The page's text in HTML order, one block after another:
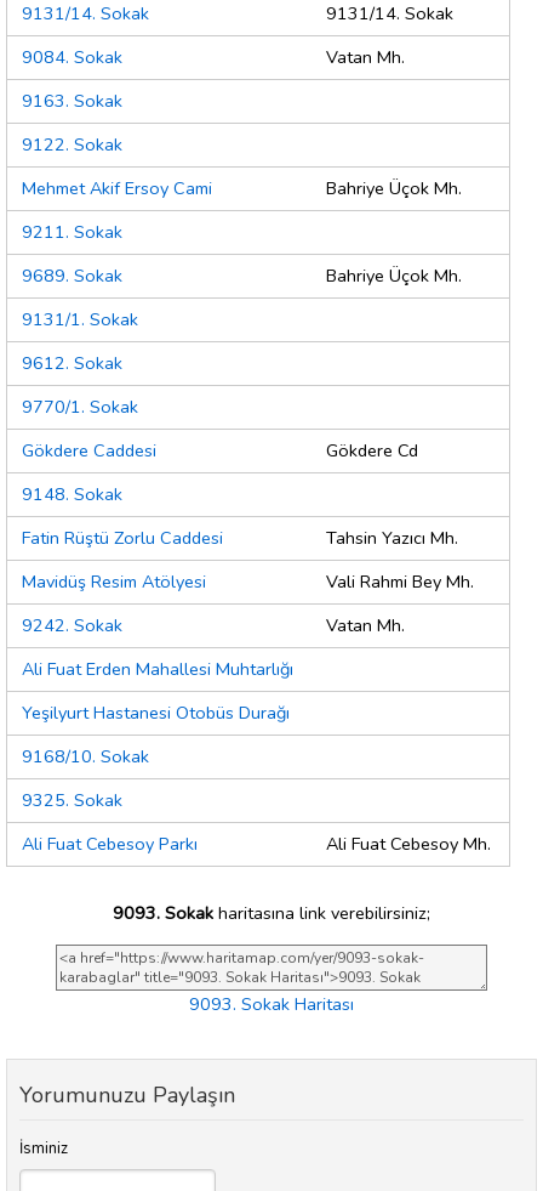
9131/14. Sokak
9131/14. Sokak
9084. Sokak
Vatan Mh.
9163. Sokak
9122. Sokak
Mehmet Akif Ersoy Cami
Bahriye Üçok Mh.
9211. Sokak
9689. Sokak
Bahriye Üçok Mh.
9131/1. Sokak
9612. Sokak
9770/1. Sokak
Gökdere Caddesi
Gökdere Cd
9148. Sokak
Fatin Rüştü Zorlu Caddesi
Tahsin Yazıcı Mh.
Mavidüş Resim Atölyesi
Vali Rahmi Bey Mh.
9242. Sokak
Vatan Mh.
Ali Fuat Erden Mahallesi Muhtarlığı
Yeşilyurt Hastanesi Otobüs Durağı
9168/10. Sokak
9325. Sokak
Ali Fuat Cebesoy Parkı
Ali Fuat Cebesoy Mh.
9093. Sokak haritasına link verebilirsiniz;
9093. Sokak Haritası
Yorumunuzu Paylaşın
İsminiz